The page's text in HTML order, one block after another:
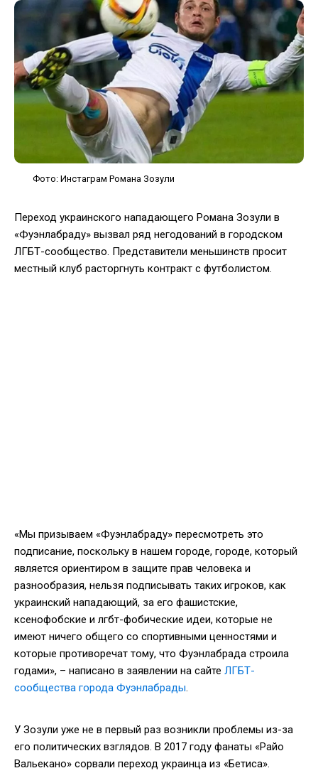
Фото: Инстаграм Романа Зозули
Переход украинского нападающего Романа Зозули в
«Фуэнлабраду» вызвал ряд негодований в городском
ЛГБТ-сообщество. Представители меньшинств просит
местный клуб расторгнуть контракт с футболистом.
«Мы призываем «Фуэнлабраду» пересмотреть это
подписание, поскольку в нашем городе, городе, который
является ориентиром в защите прав человека и
разнообразия, нельзя подписывать таких игроков, как
украинский нападающий, за его фашистские,
ксенофобские и лгбт-фобические идеи, которые не
имеют ничего общего со спортивными ценностями и
которые противоречат тому, что Фуэнлабрада строила
годами», – написано в заявлении на сайте ЛГБТ-
сообщества города Фуэнлабрады.
У Зозули уже не в первый раз возникли проблемы из-за
его политических взглядов. В 2017 году фанаты «Райо
Вальекано» сорвали переход украинца из «Бетиса».